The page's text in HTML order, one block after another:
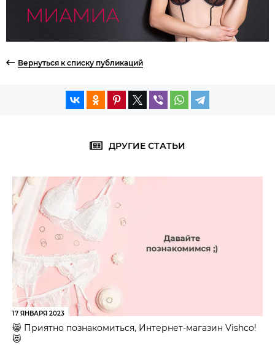
Вернуться к списку публикаций
ДРУГИЕ СТАТЬИ
17 ЯНВАРЯ 2023
😸 Приятно познакомиться, Интернет-магазин Vishco!
😻